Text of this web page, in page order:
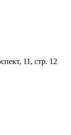
11, стр. 12